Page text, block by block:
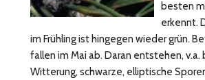
besten
erkennt.
im Frühling ist hingegen wieder grün.
fallen im Mai ab. Daran entstehen,
Witterung, schwarze, elliptische